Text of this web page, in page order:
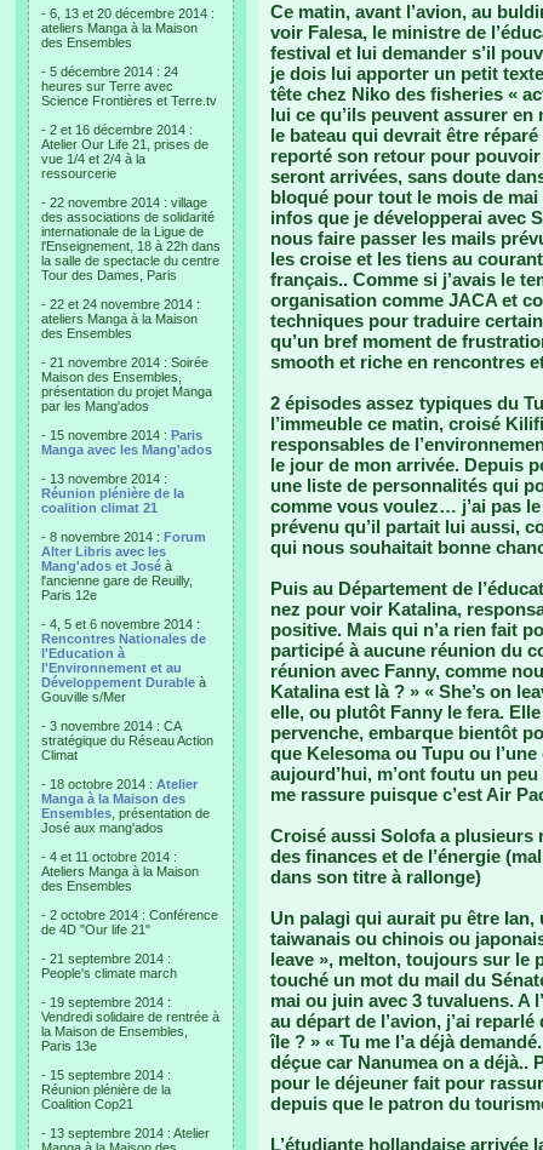
- 6, 13 et 20 décembre 2014 :
ateliers Manga à la Maison
des Ensembles
- 5 décembre 2014 : 24
heures sur Terre avec
Science Frontières et Terre.tv
- 2 et 16 décembre 2014 :
Atelier Our Life 21, prises de
vue 1/4 et 2/4 à la
ressourcerie
- 22 novembre 2014 : village
des associations de solidarité
internationale de la Ligue de
l'Enseignement, 18 à 22h dans
la salle de spectacle du centre
Tour des Dames, Paris
- 22 et 24 novembre 2014 :
ateliers Manga à la Maison
des Ensembles
- 21 novembre 2014 : Soirée
Maison des Ensembles,
présentation du projet Manga
par les Mang'ados
- 15 novembre 2014 : Paris
Manga avec les Mang'ados
- 13 novembre 2014 :
Réunion plénière de la
coalition climat 21
- 8 novembre 2014 : Forum
Alter Libris avec les
Mang'ados et José à
l'ancienne gare de Reuilly,
Paris 12e
- 4, 5 et 6 novembre 2014 :
Rencontres Nationales de
l'Education à
l'Environnement et au
Développement Durable à
Gouville s/Mer
- 3 novembre 2014 : CA
stratégique du Réseau Action
Climat
- 18 octobre 2014 : Atelier
Manga à la Maison des
Ensembles , présentation de
José aux mang'ados
- 4 et 11 octobre 2014 :
Ateliers Manga à la Maison
des Ensembles
- 2 octobre 2014 : Conférence
de 4D "Our life 21"
- 21 septembre 2014 :
People's climate march
- 19 septembre 2014 :
Vendredi solidaire de rentrée à
la Maison de Ensembles,
Paris 13e
- 15 septembre 2014 :
Réunion plénière de la
Coalition Cop21
- 13 septembre 2014 : Atelier
Ce matin, avant l’avion, au
voir Falesa, le ministre de
festival et lui demander s’il
je dois lui apporter un petit
tête chez Niko des fisheries «
lui ce qu’ils peuvent assurer
le bateau qui devrait être
reporté son retour pour
seront arrivées, sans doute
bloqué pour tout le mois de mai
infos que je développerai avec
nous faire passer les mails
les croise et les tiens au
français.. Comme si j’avais le
organisation comme JACA et
techniques pour traduire
qu’un bref moment de
smooth et riche en rencontres
2 épisodes assez typiques du
l’immeuble ce matin, croisé
responsables de
le jour de mon arrivée. Depuis
une liste de personnalités qui
comme vous voulez… j’ai pas
prévenu qu’il partait lui aussi,
qui nous souhaitait bonne
Puis au Département de
nez pour voir Katalina,
positive. Mais qui n’a rien fait
participé à aucune réunion du
réunion avec Fanny, comme
Katalina est là ? » « She’s on
elle, ou plutôt Fanny le fera.
pervenche, embarque bientôt
que Kelesoma ou Tupu ou
aujourd’hui, m’ont foutu un
me rassure puisque c’est Air
Croisé aussi Solofa a plusieurs
des finances et de l’énergie
dans son titre à rallonge)
Un palagi qui aurait pu être Ian,
taiwanais ou chinois ou
leave », melton, toujours sur le
touché un mot du mail du
mai ou juin avec 3 tuvaluens. A
au départ de l’avion, j’ai
île ? » « Tu me l’a déjà
déçue car Nanumea on a déjà..
pour le déjeuner fait pour
depuis que le patron du
L’étudiante hollandaise arrivée